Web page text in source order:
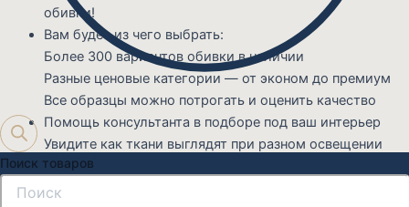
Поиск товаров
обивки!
Вам будет из чего выбрать:
Более 300 вариантов обивки в наличии
Разные ценовые категории — от эконом до премиум
Все образцы можно потрогать и оценить качество
Помощь консультанта в подборе под ваш интерьер
Увидите как ткани выглядят при разном освещении
Запишитесь на просмотр материалов — подберем
идеальный вариант именно для вас!